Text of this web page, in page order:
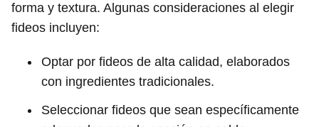
forma y textura. Algunas consideraciones al elegir
fideos incluyen:
Optar por fideos de alta calidad, elaborados
con ingredientes tradicionales.
Seleccionar fideos que sean específicamente